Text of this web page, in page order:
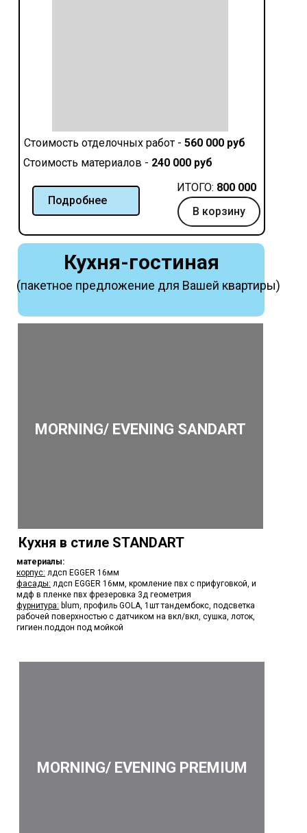
ИТОГО: 800 000
Подробнее
В корзину
Стоимость материалов - 240 000 руб
Стоимость отделочных работ - 560 000 руб
(пакетное предложение для Вашей квартиры)
Кухня-гостиная
MORNING/ EVENING PREMIUM
материалы:
корпус: лдсп EGGER 16мм
фасады: лдсп EGGER 16мм, кромление пвх с прифуговкой, и
мдф в пленке пвх фрезеровка 3д геометрия
фурнитура: blum, профиль GOLA, 1шт тандембокс, подсветка
рабочей поверхностью с датчиком на вкл/вкл, сушка, лоток,
гигиен.поддон под мойкой
Кухня в стиле STANDART
MORNING/ EVENING SANDART